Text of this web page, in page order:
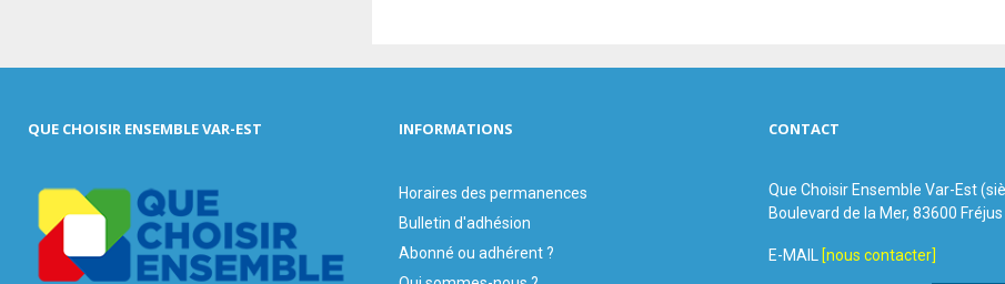
QUE CHOISIR ENSEMBLE VAR-EST INFORMATIONS
Horaires des permanences
Bulletin d'adhésion
Abonné ou adhérent ?
CONTACT
Que Choisir Ensemble Var-Est
Boulevard de la Mer, 83600 Fréjus
E-MAIL [nous contacter]